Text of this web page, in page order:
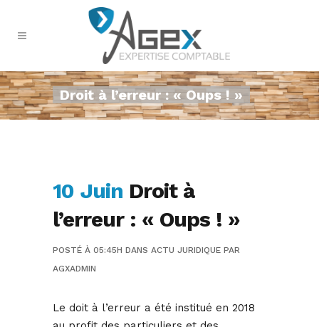
Droit à l’erreur : « Oups ! »
10 Juin Droit à
l’erreur : « Oups ! »
POSTÉ À 05:45H DANS ACTU JURIDIQUE PAR
AGXADMIN
Le doit à l’erreur a été institué en 2018